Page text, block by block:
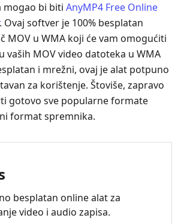
mogao bi biti AnyMP4 Free Online
. Ovaj softver je 100% besplatan
MOV u WMA koji će vam omogućiti
vaših MOV video datoteka u WMA
i mrežni, ovaj je alat potpuno
za korištenje. Štoviše, zapravo
gotovo sve popularne formate
format spremnika.
besplatan online alat za
video i audio zapisa.